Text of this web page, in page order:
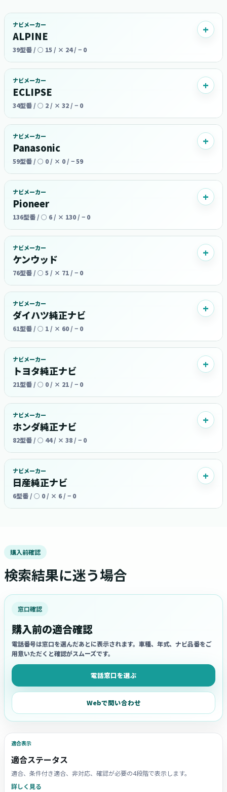
ナビメーカー
ALPINE
39型番 / ○ 15 / × 24 / − 0
ナビメーカー
ECLIPSE
34型番 / ○ 2 / × 32 / − 0
ナビメーカー
Panasonic
59型番 / ○ 0 / × 0 / − 59
ナビメーカー
Pioneer
136型番 / ○ 6 / × 130 / − 0
ナビメーカー
ケンウッド
76型番 / ○ 5 / × 71 / − 0
ナビメーカー
ダイハツ純正ナビ
61型番 / ○ 1 / × 60 / − 0
ナビメーカー
トヨタ純正ナビ
21型番 / ○ 0 / × 21 / − 0
ナビメーカー
ホンダ純正ナビ
82型番 / ○ 44 / × 38 / − 0
ナビメーカー
日産純正ナビ
6型番 / ○ 0 / × 6 / − 0
購入前確認
検索結果に迷う場合
窓口確認
購入前の適合確認
電話番号は窓口を選んだあとに表示されます。車種、年式、ナビ品番をご
用意いただくと確認がスムーズです。
電話窓口を選ぶ
Webで問い合わせ
適合表示
適合ステータス
適合、条件付き適合、非対応、確認が必要の4段階で表示します。
詳しく見る